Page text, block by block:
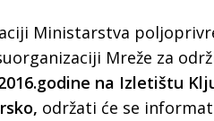
Ministarstva
Mreže za
na Izletištu
održati će se